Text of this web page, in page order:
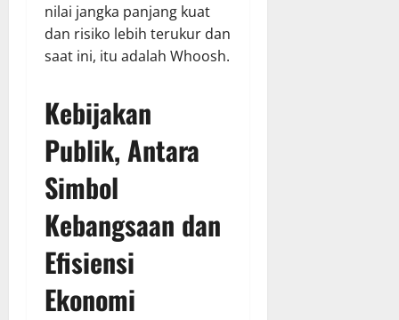
nilai jangka panjang kuat
dan risiko lebih terukur dan
saat ini, itu adalah Whoosh.
Kebijakan
Publik, Antara
Simbol
Kebangsaan dan
Efisiensi
Ekonomi